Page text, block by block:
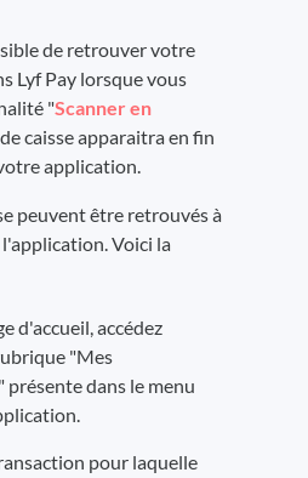
de retrouver votre
Lyf Pay lorsque vous
"Scanner en
caisse apparaitra en fin
application.
peuvent être retrouvés à
Voici la
d'accueil, accédez
"Mes
dans le menu
pour laquelle